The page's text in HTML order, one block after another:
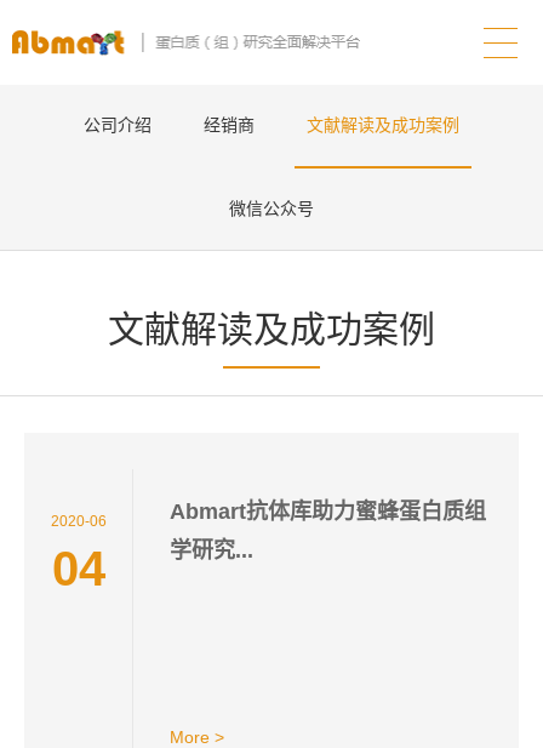
公司介绍 经销商 文献解读及成功案例
微信公众号
文献解读及成功案例
2020-06
04
Abmart抗体库助力蜜蜂蛋白质组
学研究...
More >